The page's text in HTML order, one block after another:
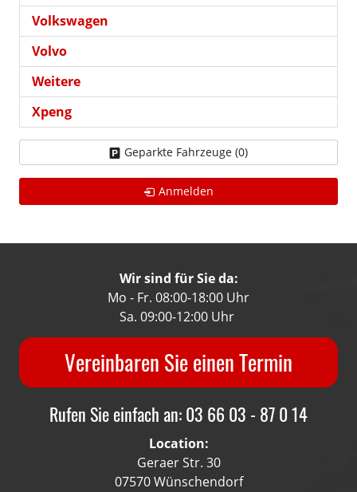
Volkswagen
Volvo
Weitere
Xpeng
Geparkte Fahrzeuge (0)
Anmelden
Wir sind für Sie da:
Mo - Fr. 08:00-18:00 Uhr
Sa. 09:00-12:00 Uhr
Vereinbaren Sie einen Termin
Rufen Sie einfach an: 03 66 03 - 87 0 14
Location:
Geraer Str. 30
07570 Wünschendorf